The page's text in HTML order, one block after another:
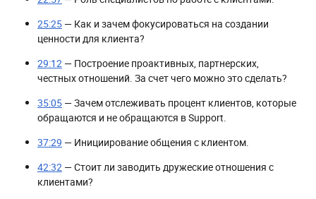
25:25 — Как и зачем фокусироваться на создании
ценности для клиента?
29:12 — Построение проактивных, партнерских,
честных отношений. За счет чего можно это сделать?
35:05 — Зачем отслеживать процент клиентов, которые
обращаются и не обращаются в Support.
37:29 — Инициирование общения с клиентом.
42:32 — Стоит ли заводить дружеские отношения с
клиентами?